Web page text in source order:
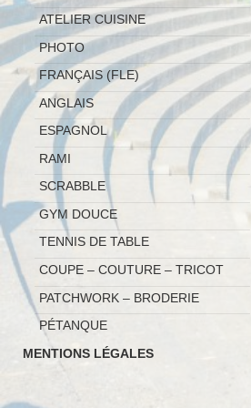
ATELIER CUISINE
PHOTO
FRANÇAIS (FLE)
ANGLAIS
ESPAGNOL
RAMI
SCRABBLE
GYM DOUCE
TENNIS DE TABLE
COUPE – COUTURE – TRICOT
PATCHWORK – BRODERIE
PÉTANQUE
MENTIONS LÉGALES